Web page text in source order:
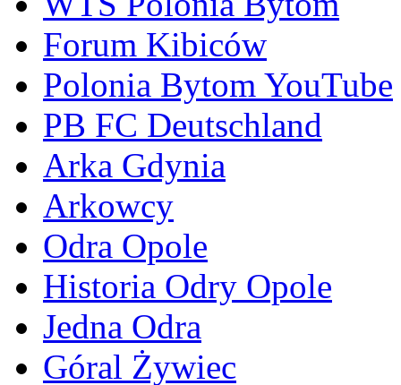
Forum Kibiców
Polonia Bytom YouTube
PB FC Deutschland
Arka Gdynia
Arkowcy
Odra Opole
Historia Odry Opole
Jedna Odra
Góral Żywiec